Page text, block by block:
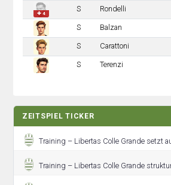
✚ 4
S Rondelli
S Balzan
S Carattoni
S Terenzi
ZEITSPIEL TICKER
Training – Libertas Colle Grande setzt
Training – Libertas Colle Grande